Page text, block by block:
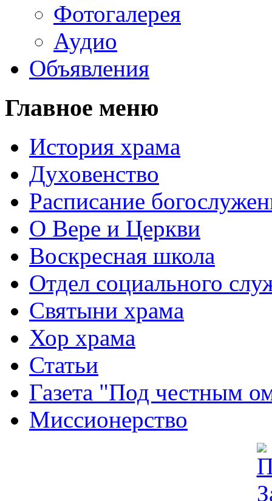
Фотогалерея
Аудио
Объявления
Главное меню
История храма
Духовенство
Расписание
О Вере и Церкви
Воскресная школа
Отдел социального
Святыни храма
Хор храма
Статьи
Газета "Под честным
Миссионерство